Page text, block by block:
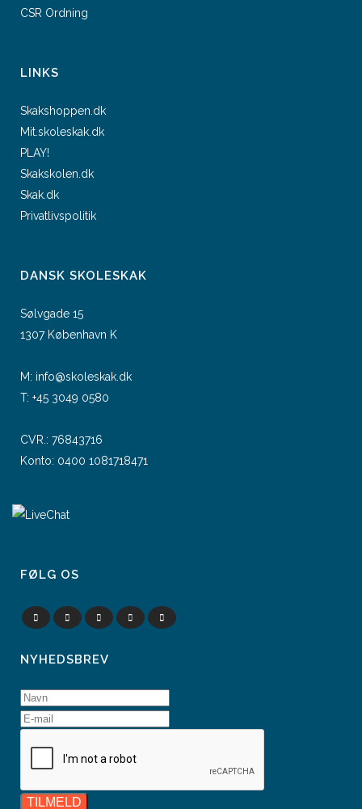
CSR Ordning
LINKS
Skakshoppen.dk
Mit.skoleskak.dk
PLAY!
Skakskolen.dk
Skak.dk
Privatlivspolitik
DANSK SKOLESKAK
Sølvgade 15
1307 København K
M: info@skoleskak.dk
T: +45 3049 0580
CVR.: 76843716
Konto: 0400 1081718471
FØLG OS
NYHEDSBREV